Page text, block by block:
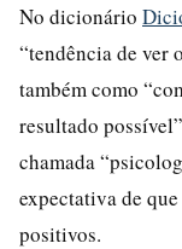
No dicionário
“tendência de ver
também como
resultado
chamada
expectativa de
positivos.